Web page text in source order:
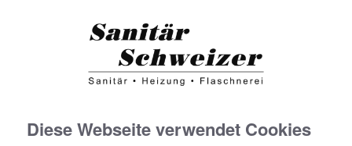
Diese Webseite verwendet Cookies